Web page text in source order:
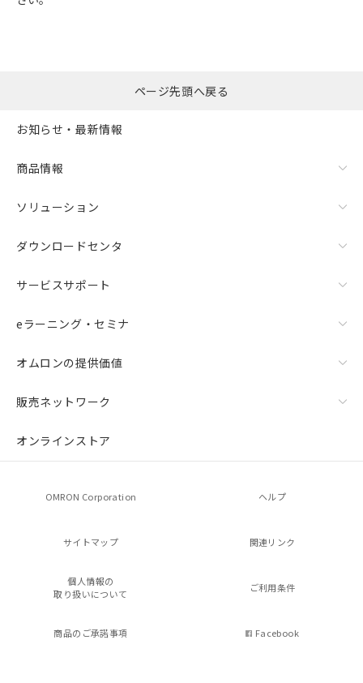
ページ先頭へ戻る
お知らせ・最新情報
商品情報
ソリューション
ダウンロードセンタ
サービスサポート
eラーニング・セミナ
オムロンの提供価値
販売ネットワーク
オンラインストア
OMRON Corporation ヘルプ
サイトマップ 関連リンク
個人情報の
取り扱いについて
ご利用条件
商品のご承諾事項 Facebook